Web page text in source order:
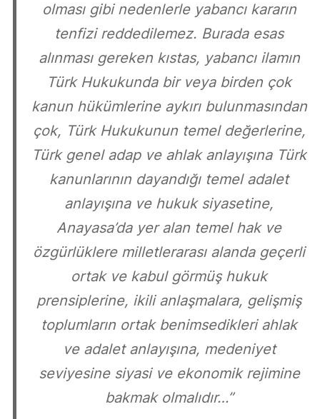
olması gibi nedenlerle yabancı kararın
tenfizi reddedilemez. Burada esas
alınması gereken kıstas, yabancı ilamın
Türk Hukukunda bir veya birden çok
kanun hükümlerine aykırı bulunmasından
çok, Türk Hukukunun temel değerlerine,
Türk genel adap ve ahlak anlayışına Türk
kanunlarının dayandığı temel adalet
anlayışına ve hukuk siyasetine,
Anayasa’da yer alan temel hak ve
özgürlüklere milletlerarası alanda geçerli
ortak ve kabul görmüş hukuk
prensiplerine, ikili anlaşmalara, gelişmiş
toplumların ortak benimsedikleri ahlak
ve adalet anlayışına, medeniyet
seviyesine siyasi ve ekonomik rejimine
bakmak olmalıdır…”